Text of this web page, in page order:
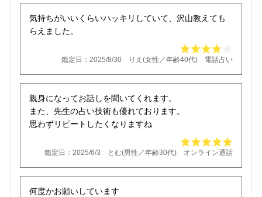
気持ちがいいくらいハッキリしていて、沢山教えても
らえました。
鑑定日：2025/8/30 りえ(女性／年齢40代) 電話占い
親身になってお話しを聞いてくれます。
また、先生の占い技術も優れております。
思わずリピートしたくなりますね
鑑定日：2025/6/3 とむ(男性／年齢30代) オンライン通話
何度かお願いしています